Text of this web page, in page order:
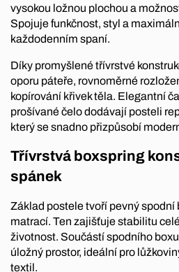
vysokou ložnou plochou a
Spojuje funkčnost, styl a
každodenním spaní.
Díky promyšlené třívrstvé
oporu páteře, rovnoměrné
kopírování křivek těla. Elegantní
prošívané čelo dodávají posteli
který se snadno přizpůsobí
Třívrstvá boxspring
spánek
Základ postele tvoří pevný spodní
matrací. Ten zajišťuje stabilitu
životnost. Součástí spodního
úložný prostor, ideální pro
textil.